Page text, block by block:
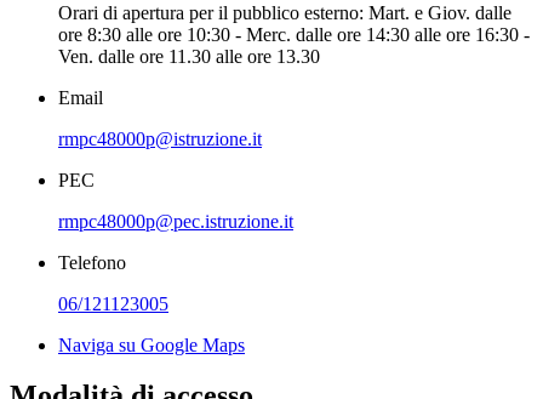
Orari di apertura per il pubblico esterno: Mart. e Giov. dalle
ore 8:30 alle ore 10:30 - Merc. dalle ore 14:30 alle ore 16:30 -
Ven. dalle ore 11.30 alle ore 13.30
Email
rmpc48000p@istruzione.it
PEC
rmpc48000p@pec.istruzione.it
Telefono
06/121123005
Naviga su Google Maps